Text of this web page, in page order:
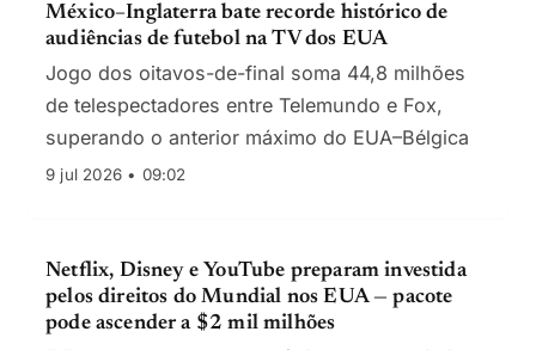
México–Inglaterra bate recorde histórico de
audiências de futebol na TV dos EUA
Jogo dos oitavos-de-final soma 44,8 milhões
de telespectadores entre Telemundo e Fox,
superando o anterior máximo do EUA–Bélgica
9 jul 2026 • 09:02
Netflix, Disney e YouTube preparam investida
pelos direitos do Mundial nos EUA — pacote
pode ascender a $2 mil milhões